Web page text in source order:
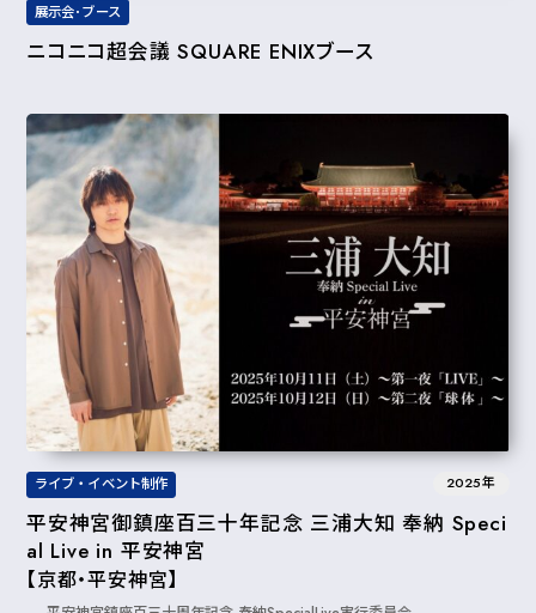
展示会･ブース
ニコニコ超会議 SQUARE ENIXブース
ライブ・イベント制作 2025年
平安神宮御鎮座百三十年記念 三浦大知 奉納 Speci
al Live in 平安神宮
【京都・平安神宮】